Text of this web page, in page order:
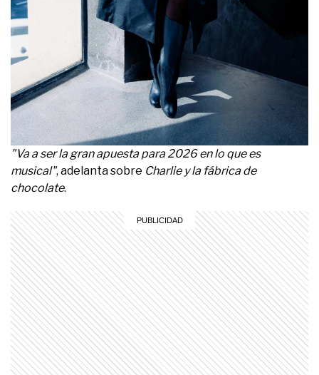
"Va a ser la gran apuesta para 2026 en lo que es
musical", adelanta sobre Charlie y la fábrica de
chocolate.